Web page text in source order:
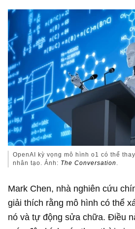
OpenAI kỳ vọng mô hình o1 có thể
nhân tạo. Ảnh: The Conversation .
Mark Chen, nhà nghiên cứu
giải thích rằng mô hình có thể
nó và tự động sửa chữa. Điều